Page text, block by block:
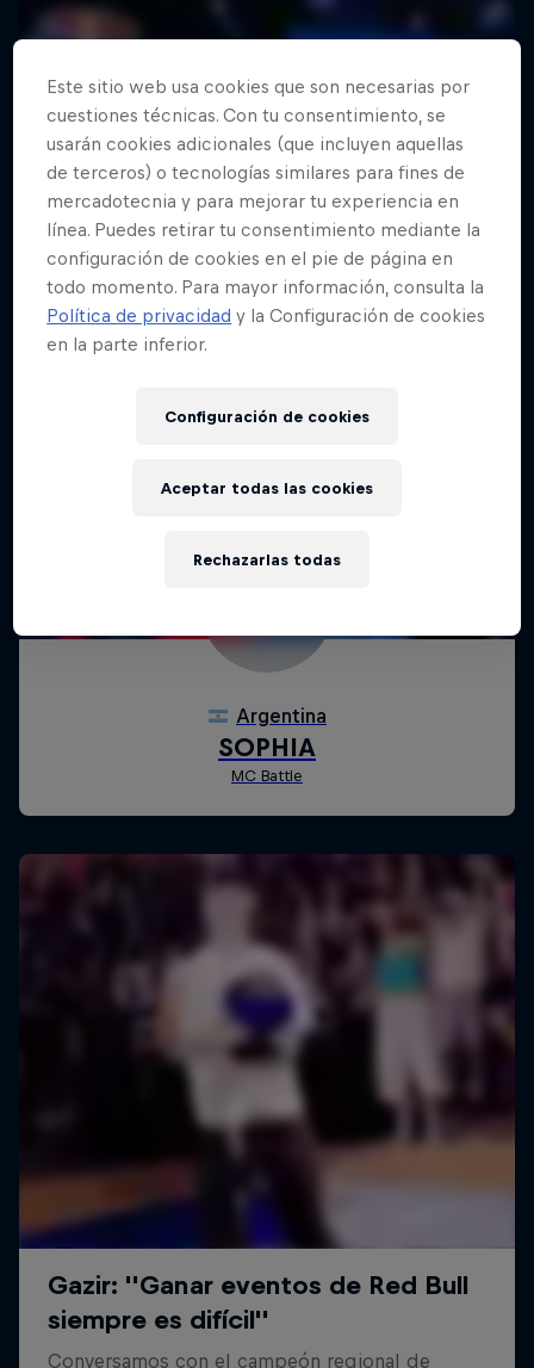
Este sitio web usa cookies que son necesarias por
cuestiones técnicas. Con tu consentimiento, se
usarán cookies adicionales (que incluyen aquellas
de terceros) o tecnologías similares para fines de
mercadotecnia y para mejorar tu experiencia en
línea. Puedes retirar tu consentimiento mediante la
configuración de cookies en el pie de página en
todo momento. Para mayor información, consulta la
Política de privacidad y la Configuración de cookies
en la parte inferior.
Configuración de cookies
Rechazarlas todas
Aceptar todas las cookies